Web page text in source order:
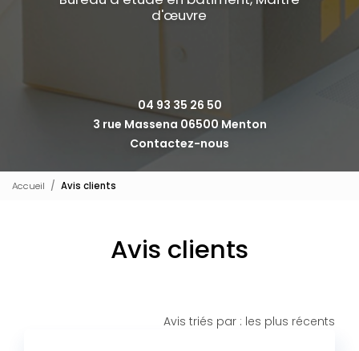
d'œuvre
04 93 35 26 50
3 rue Massena 06500 Menton
Contactez-nous
Accueil Avis clients
Avis clients
Avis triés par : les plus récents